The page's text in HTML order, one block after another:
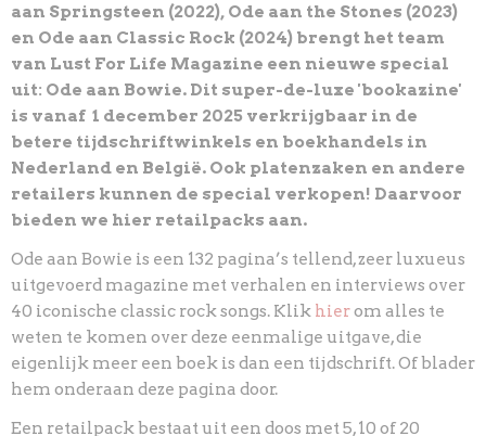
aan Springsteen (2022), Ode aan the Stones (2023)
en Ode aan Classic Rock (2024) brengt het team
van Lust For Life Magazine een nieuwe special
uit: Ode aan Bowie. Dit super-de-luxe 'bookazine'
is vanaf 1 december 2025 verkrijgbaar in de
betere tijdschriftwinkels en boekhandels in
Nederland en België. Ook platenzaken en andere
retailers kunnen de special verkopen! Daarvoor
bieden we hier retailpacks aan.
Ode aan Bowie is een 132 pagina’s tellend, zeer luxueus
uitgevoerd magazine met verhalen en interviews over
40 iconische classic rock songs. Klik hierom alles te
weten te komen over deze eenmalige uitgave, die
eigenlijk meer een boek is dan een tijdschrift. Of blader
hem onderaan deze pagina door.
Een retailpack bestaat uit een doos met 5, 10 of 20